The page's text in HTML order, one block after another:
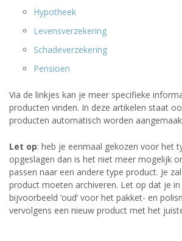
Hypotheek
Levensverzekering
Schadeverzekering
Pensioen
Via de linkjes kan je meer specifieke
producten vinden. In deze artikelen staat
producten automatisch worden
Let op: heb je eenmaal gekozen voor het
opgeslagen dan is het niet meer mogelijk
passen naar een andere type product. Je
product moeten archiveren. Let op dat je
bijvoorbeeld ‘oud’ voor het pakket- en
vervolgens een nieuw product met het